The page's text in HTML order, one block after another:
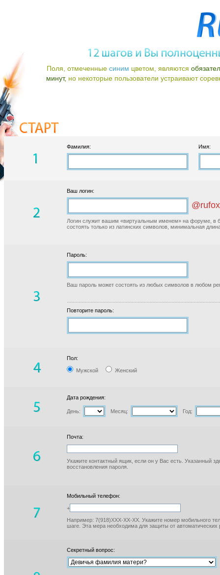
Поля, отмеченные синим цветом, являются
минут, но некоторые пользователи устраивают
Фамилия: Имя:
Ваш логин:
Логин служит вашим «виртуальным именем» на форуме, в
состоять только из латинских символов, минимальная
Пароль:
Ваш пароль может состоять из любых символов в любом
Повторите пароль:
Пол:
Мужской Женский
Дата рождения:
День: Месяц: Год:
Почта:
Укажите контактный ящик, если он у Вас есть. Указанный
восстановления пароля.
Мобильный телефон:
+
Например: 7(918)XXX-XX-XX. Укажите номер мобильного
шаге. Эта мера необходима для защиты от автоматических
Секретный вопрос: